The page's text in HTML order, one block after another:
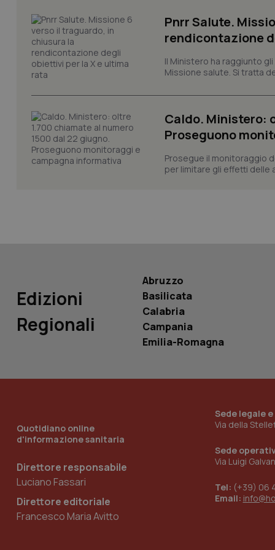
Pnrr Salute.
rendicontazione
Il Ministero ha raggiunto
Missione salute. Si tratta
Caldo. Ministero:
Proseguono
Prosegue il monitoraggio
per limitare gli effetti delle
Edizioni
Regionali
Abruzzo
Basilicata
Calabria
Campania
Emilia-Romagna
Quotidiano online
d'informazione sanitaria
Direttore responsabile
Luciano Fassari
Direttore editoriale
Francesco Maria Avitto
Sede legale
Via della
Sede
Via Luigi
Tel: (+39) 06
Email:
tracking-sites-
_ga
_ga_0VMQEQKQ1N
__Secure-YNID